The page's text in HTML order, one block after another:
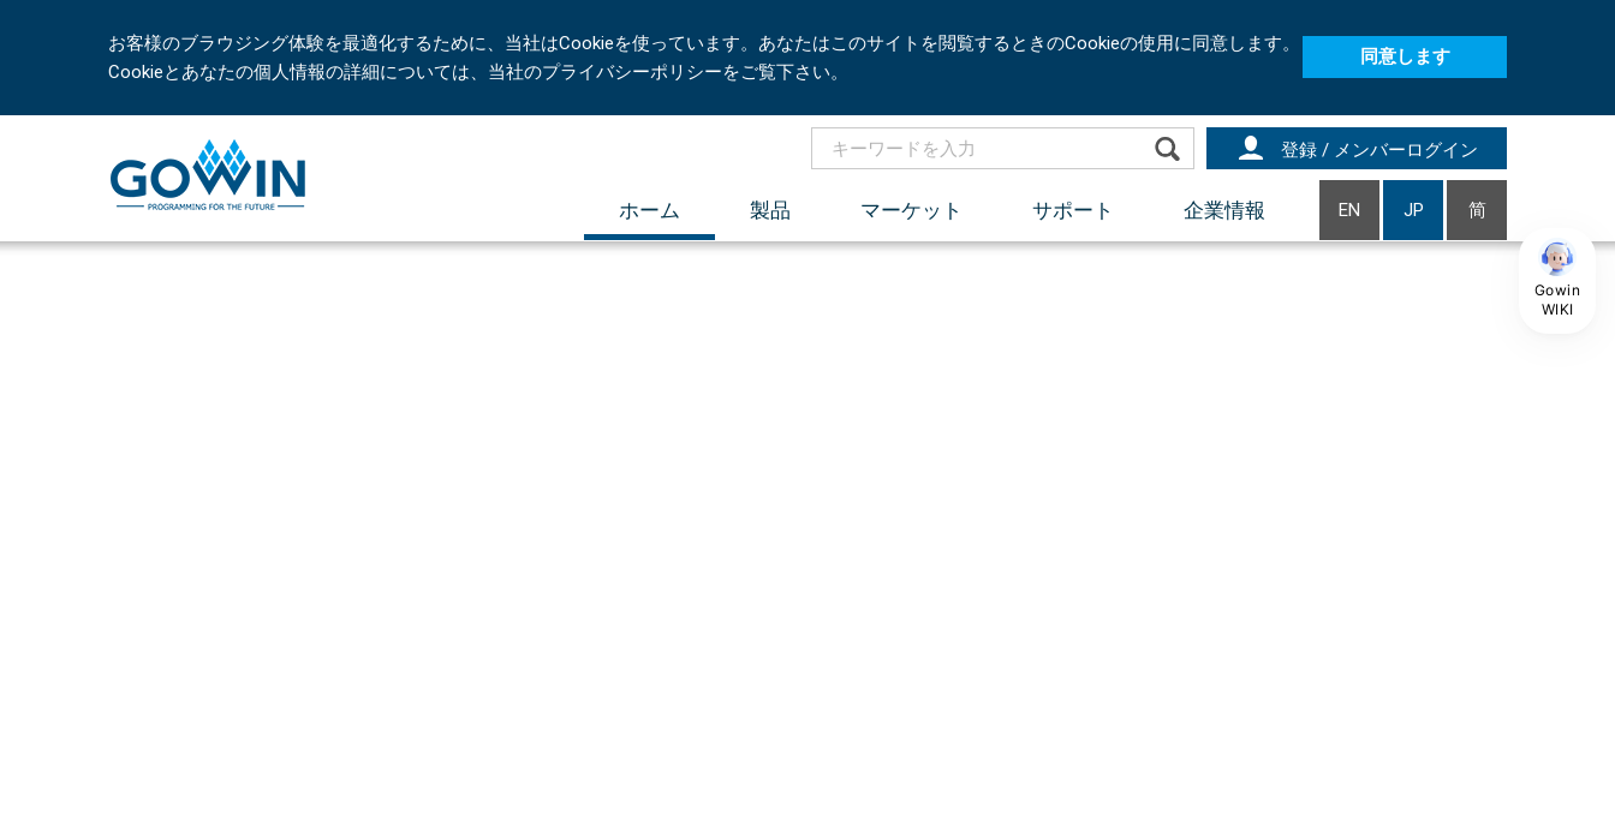
お客様のブラウジング体験を最適化するために、当社はCookieを使っています。あなたはこのサイトを閲覧するときのCookieの使用に同意します。
Cookieとあなたの個人情報の詳細については、当社のプライバシーポリシーをご覧下さい。
同意します
登録 / メンバーログイン
ホーム 製品 マーケット サポート 企業情報 EN JP 简
Gowin
WIKI